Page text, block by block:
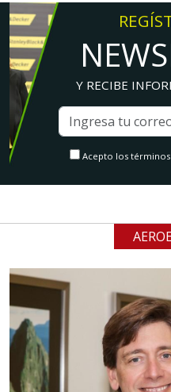
Y RECIBE
Acepto los